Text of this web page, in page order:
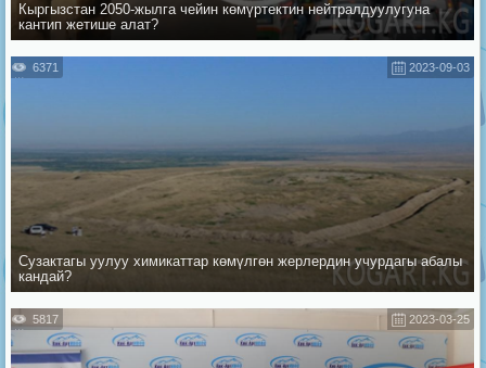
Кыргызстан 2050-жылга чейин көмүртектин нейтралдуулугуна
кантип жетише алат?
2023-09-03
6371
Сузактагы уулуу химикаттар көмүлгөн жерлердин учурдагы абалы
кандай?
2023-03-25
5817